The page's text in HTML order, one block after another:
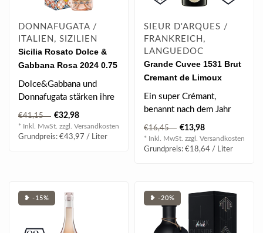
DONNAFUGATA /
ITALIEN, SIZILIEN
Sicilia Rosato Dolce &
Gabbana Rosa 2024 0.75
l
Dolce&Gabbana und
Donnafugata stärken ihre
Partnerschaft mit der
Einführung vo..
€41,15 €32,98
* Inkl. MwSt. zzgl. Versandkosten
Grundpreis: €43,97 / Liter
SIEUR D'ARQUES /
FRANKREICH,
LANGUEDOC
Grande Cuvee 1531 Brut
Cremant de Limoux
Methode Traditionelle
0.75 l 12.50% vol
Ein super Crémant,
benannt nach dem Jahr
seiner Entdeckung! Die
Sekttradition i..
€16,45 €13,98
* Inkl. MwSt. zzgl. Versandkosten
Grundpreis: €18,64 / Liter
❥ -15% ❥ -20%